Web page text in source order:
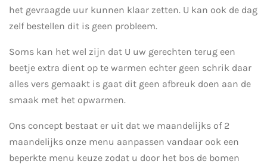
het gevraagde uur kunnen klaar zetten. U kan ook de dag
zelf bestellen dit is geen probleem.
Soms kan het wel zijn dat U uw gerechten terug een
beetje extra dient op te warmen echter geen schrik daar
alles vers gemaakt is gaat dit geen afbreuk doen aan de
smaak met het opwarmen.
Ons concept bestaat er uit dat we maandelijks of 2
maandelijks onze menu aanpassen vandaar ook een
beperkte menu keuze zodat u door het bos de bomen